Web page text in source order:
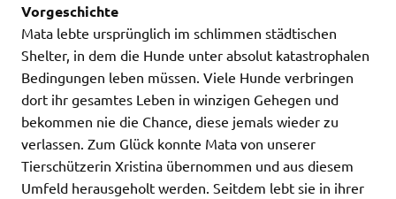
Vorgeschichte
Mata lebte ursprünglich im schlimmen städtischen
Shelter, in dem die Hunde unter absolut katastrophalen
Bedingungen leben müssen. Viele Hunde verbringen
dort ihr gesamtes Leben in winzigen Gehegen und
bekommen nie die Chance, diese jemals wieder zu
verlassen. Zum Glück konnte Mata von unserer
Tierschützerin Xristina übernommen und aus diesem
Umfeld herausgeholt werden. Seitdem lebt sie in ihrer